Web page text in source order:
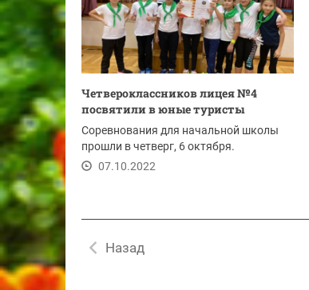
Четвероклассников лицея №4
посвятили в юные туристы
Соревнования для начальной школы
прошли в четверг, 6 октября.
07.10.2022
Назад